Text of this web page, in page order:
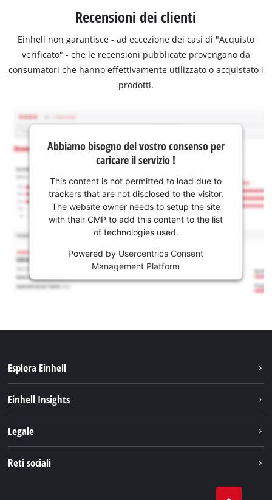
Recensioni dei clienti
Einhell non garantisce - ad eccezione dei casi di "Acquisto
verificato" - che le recensioni pubblicate provengano da
consumatori che hanno effettivamente utilizzato o acquistato i
prodotti.
Abbiamo bisogno del vostro consenso per
caricare il servizio !
This content is not permitted to load due to
trackers that are not disclosed to the visitor.
The website owner needs to setup the site
with their CMP to add this content to the list
of technologies used.
Powered by Usercentrics Consent
Management Platform
Esplora Einhell
Chi siamo
Einhell Insights
Einhell prodotti
Legale
Reti sociali